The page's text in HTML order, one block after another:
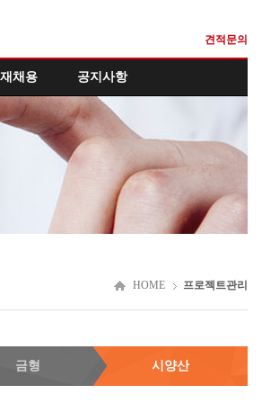
견적문의
채용 공지사항
HOME 프로젝트관리
금형 시양산